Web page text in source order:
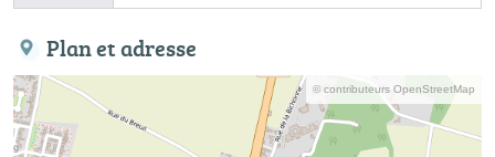
Plan et adresse
© contributeurs OpenStreetMap